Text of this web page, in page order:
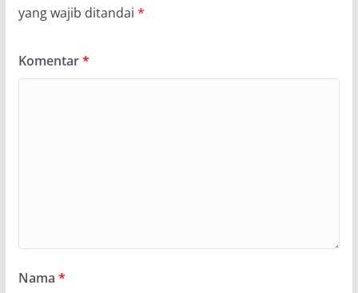
yang wajib ditandai *
Komentar*
Nama *